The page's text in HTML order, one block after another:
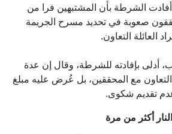
الشرطة بأن المشتبهين فرا من
صعوبة في تحديد مسرح الجريمة
التعاون.
أدلى بإفادته للشرطة، وقال إن عدة
مع المحققين، بل عُرض عليه مبلغ
أكثر من مرة